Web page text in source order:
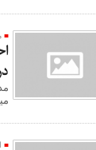
در 2000